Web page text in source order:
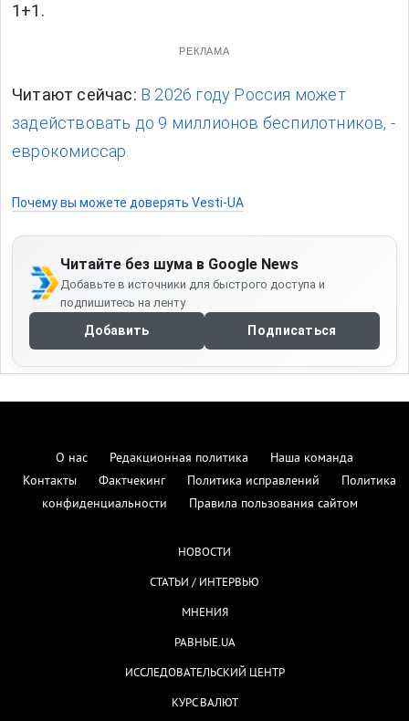
1+1.
РЕКЛАМА
Читают сейчас: В 2026 году Россия может
задействовать до 9 миллионов беспилотников, -
еврокомиссар.
Почему вы можете доверять Vesti-UA
Читайте без шума в Google News
Добавьте в источники для быстрого доступа и
подпишитесь на ленту
Добавить Подписаться
О нас Редакционная политика
Наша команда
Контакты
Фактчекинг Политика исправлений
Политика
конфиденциальности
Правила пользования сайтом
НОВОСТИ
СТАТЬИ / ИНТЕРВЬЮ
МНЕНИЯ
РАВНЫЕ.UA
ИССЛЕДОВАТЕЛЬСКИЙ ЦЕНТР
КУРС ВАЛЮТ